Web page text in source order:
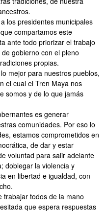
los presidentes municipales
compartamos este
ante todo priorizar el trabajo
gobierno con el pleno
propias.
mejor para nuestros pueblos,
el cual el Tren Maya nos
somos y de lo que jamás
es generar
comunidades. Por eso lo
estamos comprometidos en
de dar y estar
voluntad para salir adelante
doblegar la violencia y
en libertad e igualdad, con
trabajar todos de la mano
que espera respuestas